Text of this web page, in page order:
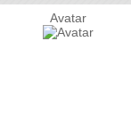
Avatar